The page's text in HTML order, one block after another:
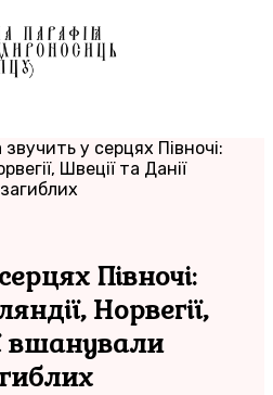
звучить у серцях Півночі:
Швеції та Данії
Півночі:
Норвегії,
вшанували